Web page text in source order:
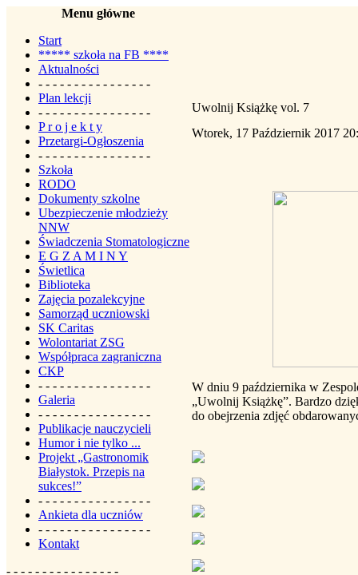
Menu główne
Start
***** szkoła na FB ****
Aktualności
- - - - - - - - - - - - - - - -
Plan lekcji
- - - - - - - - - - - - - - - -
P r o j e k t y
Przetargi-Ogłoszenia
- - - - - - - - - - - - - - - -
Szkoła
RODO
Dokumenty szkolne
Ubezpieczenie młodzieży
NNW
Świadczenia Stomatologiczne
E G Z A M I N Y
Świetlica
Biblioteka
Zajęcia pozalekcyjne
Samorząd uczniowski
SK Caritas
Wolontariat ZSG
Współpraca zagraniczna
CKP
- - - - - - - - - - - - - - - -
Galeria
- - - - - - - - - - - - - - - -
Publikacje nauczycieli
Humor i nie tylko ...
Projekt „Gastronomik
Białystok. Przepis na
sukces!”
- - - - - - - - - - - - - - - -
Ankieta dla uczniów
- - - - - - - - - - - - - - - -
Kontakt
- - - - - - - - - - - - - - - -
Uwolnij Książkę vol. 7
Wtorek, 17 Październik 2017
W dniu 9 października w
„Uwolnij Książkę”. Bardzo
do obejrzenia zdjęć